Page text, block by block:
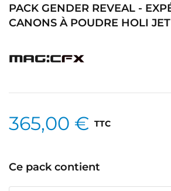
PACK GENDER REVEAL -
CANONS À POUDRE HOLI
365,00 € TTC
Ce pack contient